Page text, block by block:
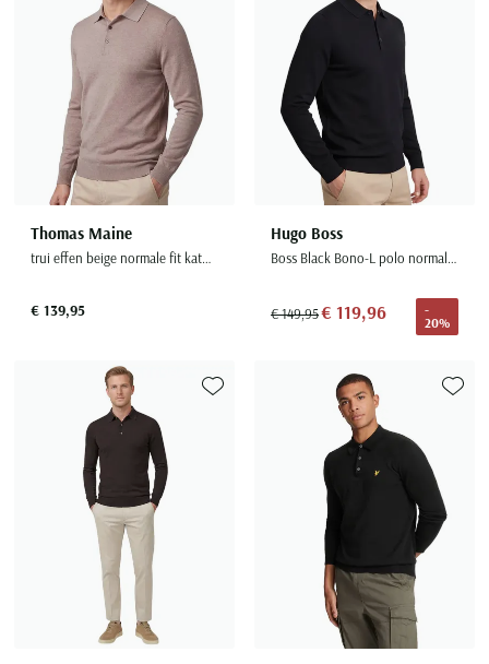
Thomas Maine
trui effen beige normale fit katoen
€ 139,95
Hugo Boss
Boss Black Bono-L polo normale fit zwart effen wol
€ 149,95€ 119,96
-
20%
Toevoegen aan favorieten